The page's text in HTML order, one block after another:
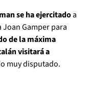
se ha ejercitadoa
Joan Gamper para
de la máxima
visitará a
muy disputado.